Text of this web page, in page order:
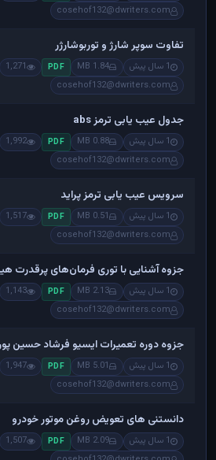
cosehof132@dwriters.com
تفاوت سوپر شارژ و توربوشارژر
1 سال پیش 1.84 MB
PDF
1,271
cosehof132@dwriters.com
جدول عیب یابی ترمز abs
1 سال پیش 0.88 MB
PDF
1,992
cosehof132@dwriters.com
سرویس عیب یابی ترمز پراید
1 سال پیش 0.51 MB
PDF
1,517
cosehof132@dwriters.com
جزوه آشنایی با توری فرمان‌های پرقدرت
1 سال پیش 2.13 MB
PDF
1,143
cosehof132@dwriters.com
جزوه دوره تعمیرات ایسیو فرشاد حسین
1 سال پیش 5.01 MB
PDF
1,947
cosehof132@dwriters.com
دانستنی های تعویض روغن موتور خودرو
1 سال پیش 2.09 MB
PDF
1,507